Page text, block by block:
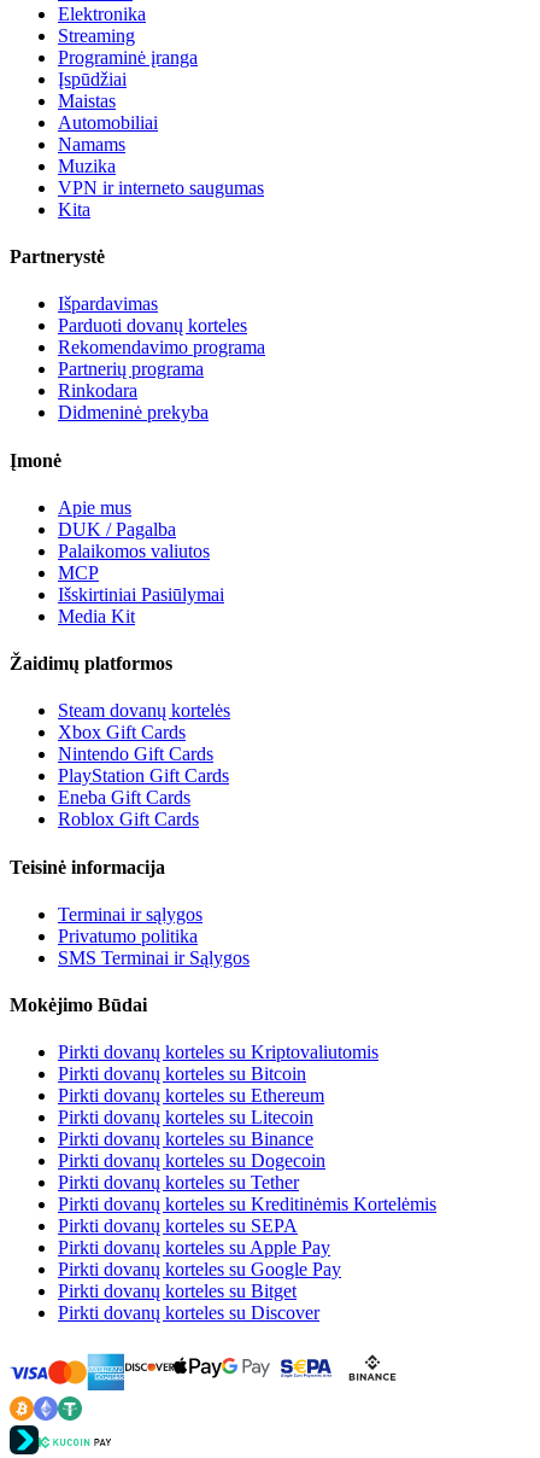
Elektronika
Streaming
Programinė įranga
Įspūdžiai
Maistas
Automobiliai
Namams
Muzika
VPN ir interneto saugumas
Kita
Partnerystė
Išpardavimas
Parduoti dovanų korteles
Rekomendavimo programa
Partnerių programa
Rinkodara
Didmeninė prekyba
Įmonė
Apie mus
DUK / Pagalba
Palaikomos valiutos
MCP
Išskirtiniai Pasiūlymai
Media Kit
Žaidimų platformos
Steam dovanų kortelės
Xbox Gift Cards
Nintendo Gift Cards
PlayStation Gift Cards
Eneba Gift Cards
Roblox Gift Cards
Teisinė informacija
Terminai ir sąlygos
Privatumo politika
SMS Terminai ir Sąlygos
Mokėjimo Būdai
Pirkti dovanų korteles su Kriptovaliutomis
Pirkti dovanų korteles su Bitcoin
Pirkti dovanų korteles su Ethereum
Pirkti dovanų korteles su Litecoin
Pirkti dovanų korteles su Binance
Pirkti dovanų korteles su Dogecoin
Pirkti dovanų korteles su Tether
Pirkti dovanų korteles su Kreditinėmis Kortelėmis
Pirkti dovanų korteles su SEPA
Pirkti dovanų korteles su Apple Pay
Pirkti dovanų korteles su Google Pay
Pirkti dovanų korteles su Bitget
Pirkti dovanų korteles su Discover